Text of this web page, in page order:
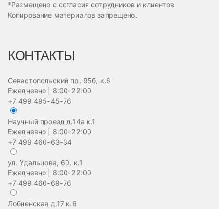
*Размещено с согласия сотрудников и клиентов.
Копирование материалов запрещено.
КОНТАКТЫ
Севастопольский пр. 95б, к.6
Ежедневно | 8:00-22:00
+7 499 495-45-76
Научный проезд д.14а к.1
Ежедневно | 8:00-22:00
+7 499 460-63-34
ул. Удальцова, 60, к.1
Ежедневно | 8:00-22:00
+7 499 460-69-76
Лобненская д.17 к.6